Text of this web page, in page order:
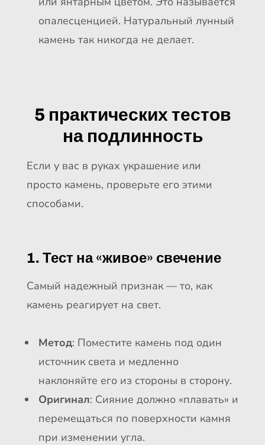
опалесценцией. Натуральный лунный
камень так никогда не делает.
5 практических тестов
на подлинность
Если у вас в руках украшение или
просто камень, проверьте его этими
способами.
1. Тест на «живое» свечение
Самый надежный признак — то, как
камень реагирует на свет.
Метод: Поместите камень под один
источник света и медленно
наклоняйте его из стороны в сторону.
Оригинал: Сияние должно «плавать» и
перемещаться по поверхности камня
при изменении угла.